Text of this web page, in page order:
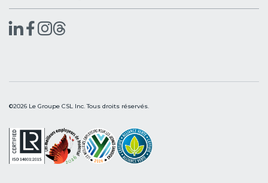
©2026 Le Groupe CSL Inc. Tous droits réservés.